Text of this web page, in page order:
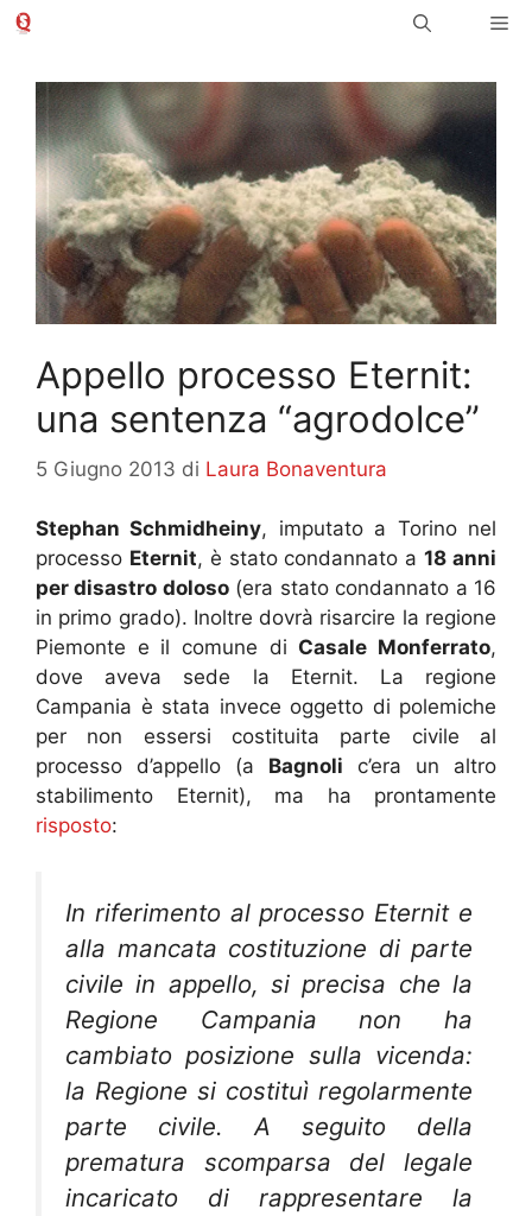
Vai
Appello processo Eternit:
una sentenza “agrodolce”
5 Giugno 2013 di Laura Bonaventura
Stephan Schmidheiny, imputato a Torino nel
processo Eternit, è stato condannato a18 anni
per disastro doloso(era stato condannato a 16
in primo grado). Inoltre dovrà risarcire la regione
Piemonte e il comune di Casale Monferrato,
dove aveva sede la Eternit. La regione
Campania è stata invece oggetto di polemiche
per non essersi costituita parte civile al
processo d’appello (a Bagnoli c’era un altro
stabilimento Eternit), ma ha prontamente
risposto:
In riferimento al processo Eternit e
alla mancata costituzione di parte
civile in appello, si precisa che la
Regione Campania non ha
cambiato posizione sulla vicenda:
la Regione si costituì regolarmente
parte civile. A seguito della
prematura scomparsa del legale
incaricato di rappresentare la